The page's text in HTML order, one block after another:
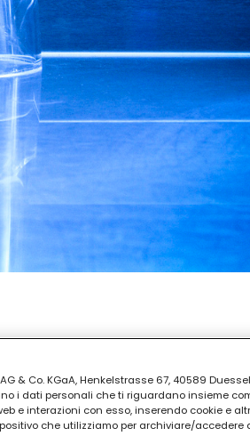
& Co. KGaA, Henkelstrasse 67, 40589
i dati personali che ti riguardano insieme
e interazioni con esso, inserendo cookie e
che utilizziamo per archiviare/accedere